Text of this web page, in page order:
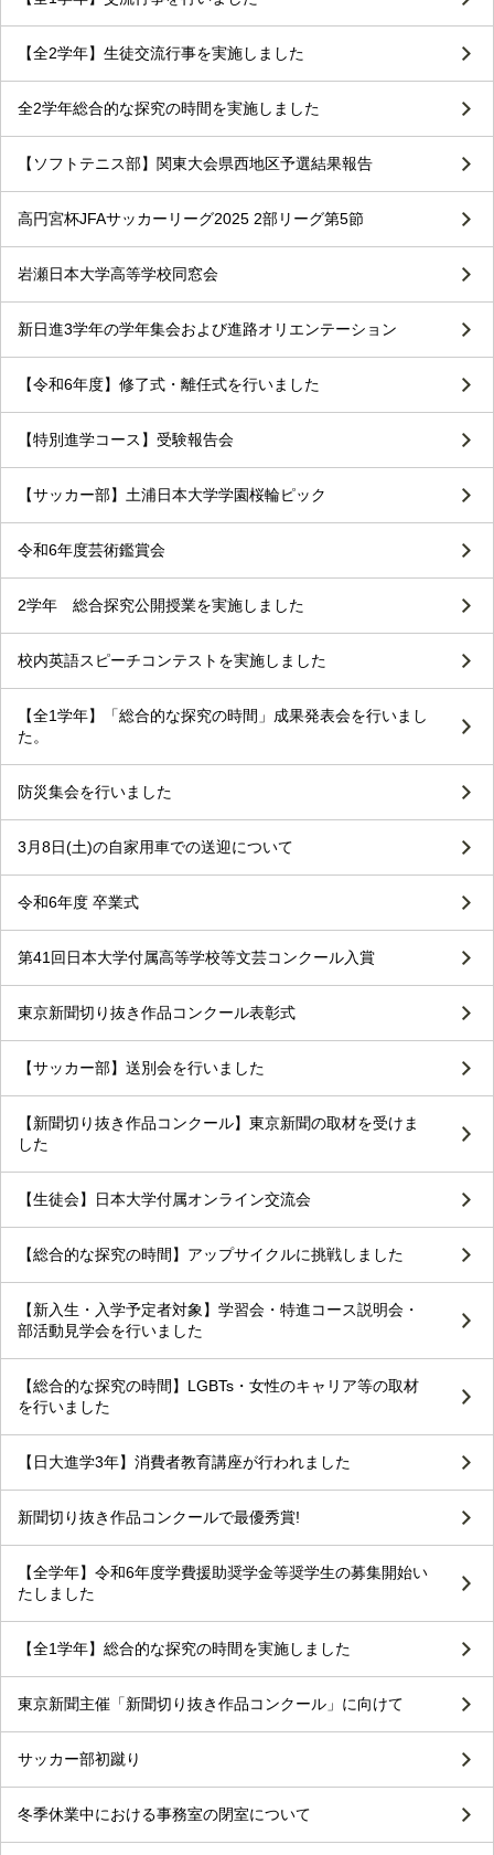
【全2学年】生徒交流行事を実施しました
全2学年総合的な探究の時間を実施しました
【ソフトテニス部】関東大会県西地区予選結果報告
高円宮杯JFAサッカーリーグ2025 2部リーグ第5節
岩瀬日本大学高等学校同窓会
新日進3学年の学年集会および進路オリエンテーション
【令和6年度】修了式・離任式を行いました
【特別進学コース】受験報告会
【サッカー部】土浦日本大学学園桜輪ピック
令和6年度芸術鑑賞会
2学年 総合探究公開授業を実施しました
校内英語スピーチコンテストを実施しました
【全1学年】「総合的な探究の時間」成果発表会を行いまし
た。
防災集会を行いました
3月8日(土)の自家用車での送迎について
令和6年度 卒業式
第41回日本大学付属高等学校等文芸コンクール入賞
東京新聞切り抜き作品コンクール表彰式
【サッカー部】送別会を行いました
【新聞切り抜き作品コンクール】東京新聞の取材を受けま
した
【生徒会】日本大学付属オンライン交流会
【総合的な探究の時間】アップサイクルに挑戦しました
【新入生・入学予定者対象】学習会・特進コース説明会・
部活動見学会を行いました
【総合的な探究の時間】LGBTs・女性のキャリア等の取材
を行いました
【日大進学3年】消費者教育講座が行われました
新聞切り抜き作品コンクールで最優秀賞!
【全学年】令和6年度学費援助奨学金等奨学生の募集開始い
たしました
【全1学年】総合的な探究の時間を実施しました
東京新聞主催「新聞切り抜き作品コンクール」に向けて
サッカー部初蹴り
冬季休業中における事務室の閉室について